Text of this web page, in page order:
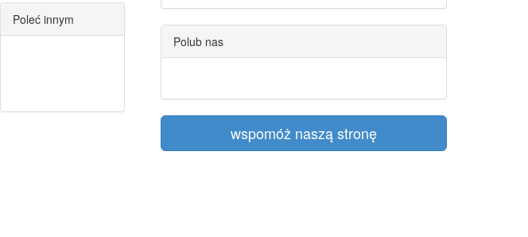
Poleć innym
Polub nas
wspomóż naszą stronę